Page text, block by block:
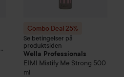
Combo Deal 25%
Se betingelser på
produktsiden
Wella Professionals
EIMI Mistify Me Strong 500
ml